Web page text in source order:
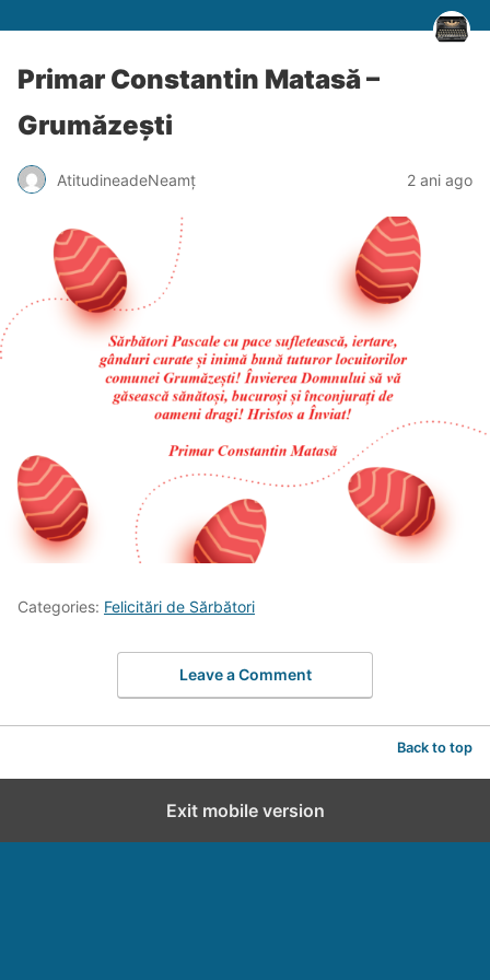
Primar Constantin Matasă –
Grumăzești
AtitudineadeNeamț 2 ani ago
Categories: Felicitări de Sărbători
Leave a Comment
Back to top
Exit mobile version